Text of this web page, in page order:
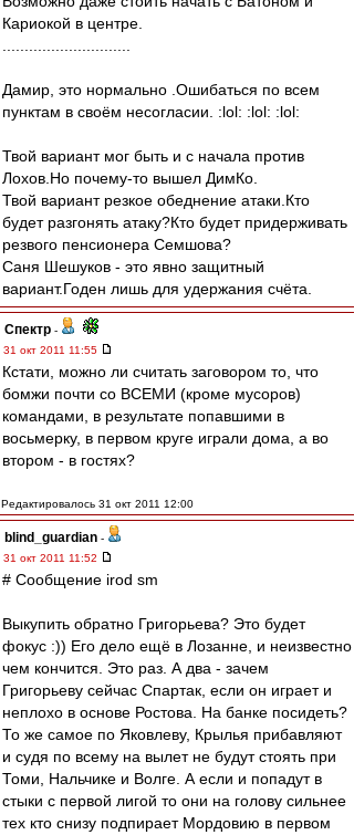
Кариокой в центре.
Дамир, это нормально .Ошибаться по всем
пунктам в своём несогласии. :lol: :lol: :lol:
Твой вариант мог быть и с начала против
Лохов.Но почему-то вышел ДимКо.
Твой вариант резкое обеднение атаки.Кто
будет разгонять атаку?Кто будет придерживать
резвого пенсионера Семшова?
Саня Шешуков - это явно защитный
вариант.Годен лишь для удержания счёта.
Спектр -
31 окт 2011 11:55
Кстати, можно ли считать заговором то, что
бомжи почти со ВСЕМИ (кроме мусоров)
командами, в результате попавшими в
восьмерку, в первом круге играли дома, а во
втором - в гостях?
Редактировалось 31 окт 2011 12:00
blind_guardian -
31 окт 2011 11:52
# Сообщение irod sm
Выкупить обратно Григорьева? Это будет
фокус :)) Его дело ещё в Лозанне, и неизвестно
чем кончится. Это раз. А два - зачем
Григорьеву сейчас Спартак, если он играет и
неплохо в основе Ростова. На банке посидеть?
То же самое по Яковлеву, Крылья прибавляют
и судя по всему на вылет не будут стоять при
Томи, Нальчике и Волге. А если и попадут в
стыки с первой лигой то они на голову сильнее
тех кто снизу подпирает Мордовию в первом